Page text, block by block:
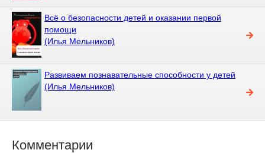
Всё о безопасности детей и оказании первой
помощи
(Илья Мельников)
Развиваем познавательные способности у детей
(Илья Мельников)
Комментарии